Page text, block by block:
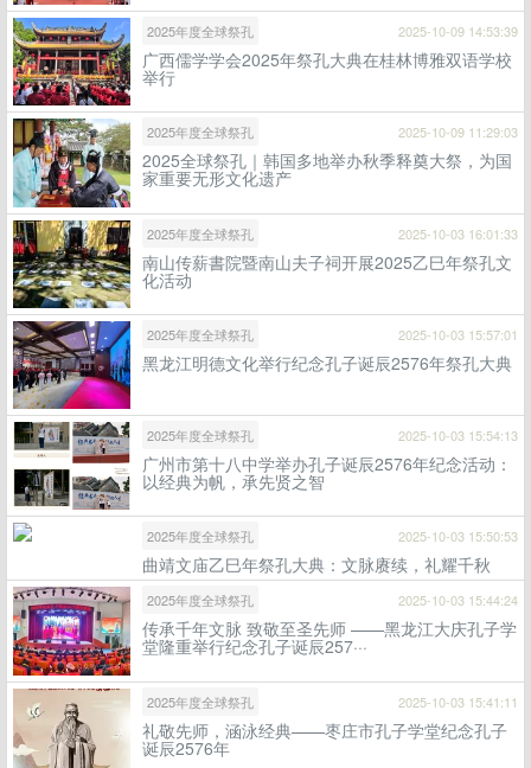
2025年度全球祭孔 2025-10-09 14:53:39
广西儒学学会2025年祭孔大典在桂林博雅双语学校
举行
2025年度全球祭孔 2025-10-09 11:29:03
2025全球祭孔｜韩国多地举办秋季释奠大祭，为国
家重要无形文化遗产
2025年度全球祭孔 2025-10-03 16:01:33
南山传薪書院暨南山夫子祠开展2025乙巳年祭孔文
化活动
2025年度全球祭孔 2025-10-03 15:57:01
黑龙江明德文化举行纪念孔子诞辰2576年祭孔大典
2025年度全球祭孔 2025-10-03 15:54:13
广州市第十八中学举办孔子诞辰2576年纪念活动：
以经典为帆，承先贤之智
2025年度全球祭孔 2025-10-03 15:50:53
曲靖文庙乙巳年祭孔大典：文脉赓续，礼耀千秋
2025年度全球祭孔 2025-10-03 15:44:24
传承千年文脉 致敬至圣先师 ——黑龙江大庆孔子学
堂隆重举行纪念孔子诞辰257···
2025年度全球祭孔 2025-10-03 15:41:11
礼敬先师，涵泳经典——枣庄市孔子学堂纪念孔子
诞辰2576年